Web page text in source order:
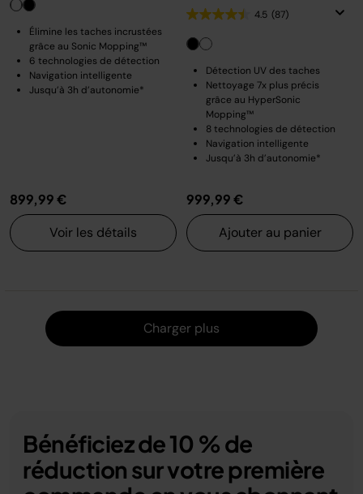
Élimine les taches incrustées
grâce au Sonic Mopping™
6 technologies de détection
Navigation intelligente
Jusqu’à 3h d’autonomie*
899,99 €
Voir les détails
4.5 (87)
Détection UV des taches
Nettoyage 7x plus précis
grâce au HyperSonic
Mopping™
8 technologies de détection
Navigation intelligente
Jusqu’à 3h d’autonomie*
999,99 €
Ajouter au panier
Charger plus
Bénéficiez de 10 % de
réduction sur votre première